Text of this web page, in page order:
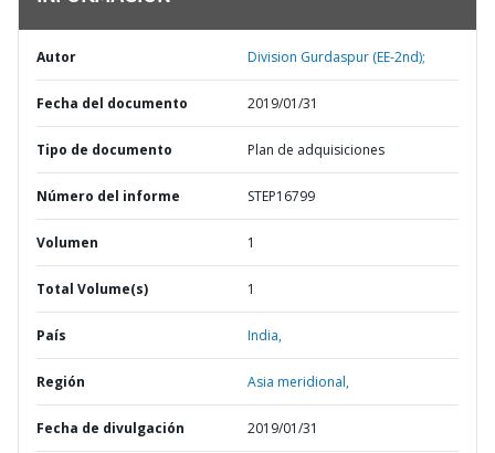
Autor Division Gurdaspur (EE-2nd);
Fecha del documento 2019/01/31
Tipo de documento Plan de adquisiciones
Número del informe STEP16799
Volumen 1
Total Volume(s) 1
País India,
Región Asia meridional,
Fecha de divulgación 2019/01/31